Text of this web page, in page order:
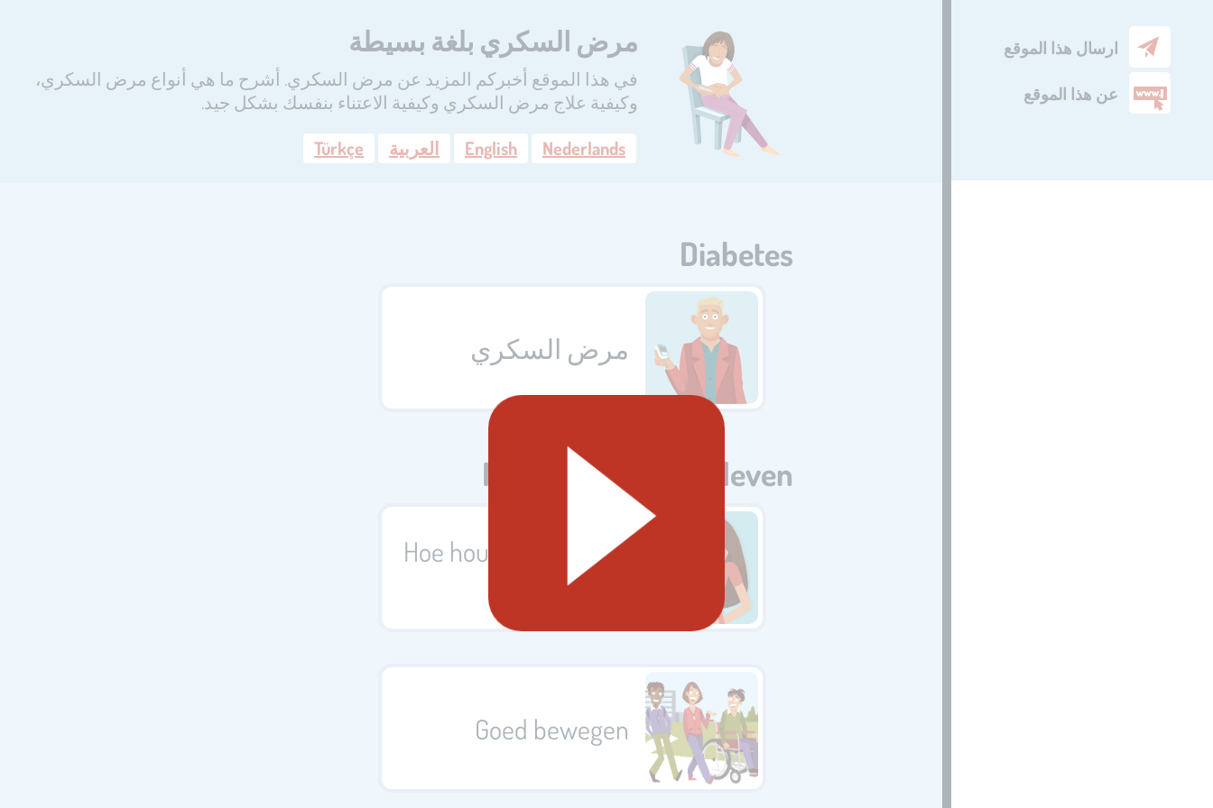
مرض السكري بلغة بسيطة
في هذا الموقع أخبركم المزيد عن مرض السكري. أشرح ما هي أنواع مرض السكري،
وكيفية علاج مرض السكري وكيفية الاعتناء بنفسك بشكل جيد.
Nederlands
English العربية Türkçe
Diabetes
مرض السكري
Meer over gezond leven
Hoe houd je jouw hart
gezond?
Goed bewegen
ارسال هذا الموقع
عن هذا الموقع